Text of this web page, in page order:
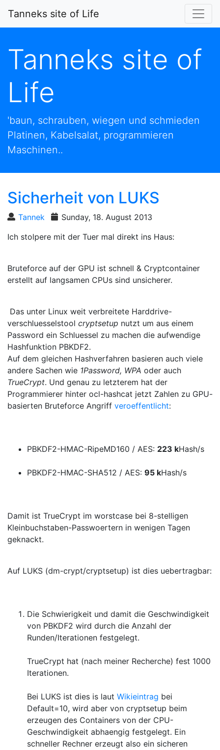
Tanneks site of Life
Tanneks site of
Life
'baun, schrauben, wiegen und schmieden
Platinen, Kabelsalat, programmieren
Maschinen..
Sicherheit von LUKS
Tannek
Sunday, 18. August 2013
Ich stolpere mit der Tuer mal direkt ins Haus:
Bruteforce auf der GPU ist schnell & Cryptcontainer
erstellt auf langsamen CPUs sind unsicherer.
Das unter Linux weit verbreitete Harddrive-
verschluesselstool cryptsetup nutzt um aus einem
Password ein Schluessel zu machen die aufwendige
Hashfunktion PBKDF2.
Auf dem gleichen Hashverfahren basieren auch viele
andere Sachen wie 1Password, WPA oder auch
TrueCrypt. Und genau zu letzterem hat der
Programmierer hinter ocl-hashcat jetzt Zahlen zu GPU-
basierten Bruteforce Angriff veroeffentlicht:
PBKDF2-HMAC-RipeMD160 / AES: 223 kHash/s
PBKDF2-HMAC-SHA512 / AES: 95 kHash/s
Damit ist TrueCrypt im worstcase bei 8-stelligen
Kleinbuchstaben-Passwoertern in wenigen Tagen
geknackt.
Auf LUKS (dm-crypt/cryptsetup) ist dies uebertragbar:
Die Schwierigkeit und damit die Geschwindigkeit
von PBKDF2 wird durch die Anzahl der
Runden/Iterationen festgelegt.
TrueCrypt hat (nach meiner Recherche) fest 1000
Iterationen.
Bei LUKS ist dies is laut Wikieintrag bei
Default=10, wird aber von cryptsetup beim
erzeugen des Containers von der CPU-
Geschwindigkeit abhaengig festgelegt. Ein
schneller Rechner erzeugt also ein sicheren